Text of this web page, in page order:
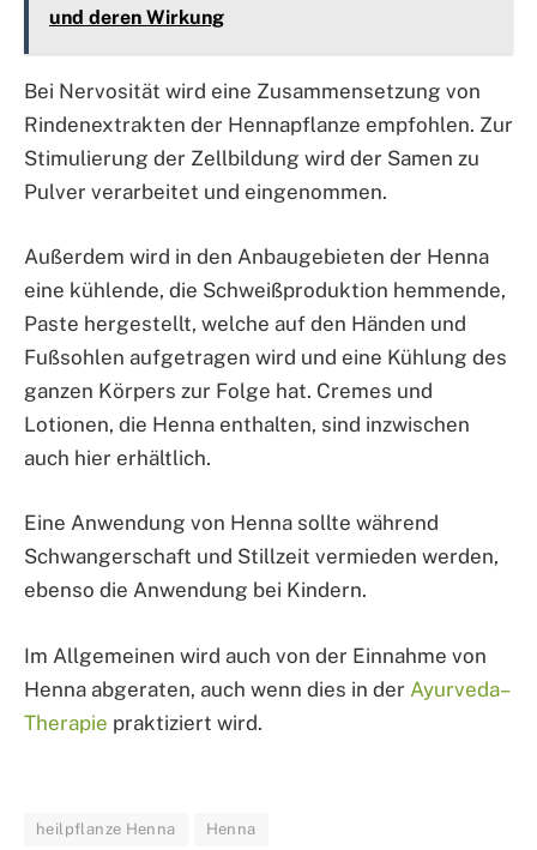
und deren Wirkung
Bei Nervosität wird eine Zusammensetzung von
Rindenextrakten der Hennapflanze empfohlen. Zur
Stimulierung der Zellbildung wird der Samen zu
Pulver verarbeitet und eingenommen.
Außerdem wird in den Anbaugebieten der Henna
eine kühlende, die Schweißproduktion hemmende,
Paste hergestellt, welche auf den Händen und
Fußsohlen aufgetragen wird und eine Kühlung des
ganzen Körpers zur Folge hat. Cremes und
Lotionen, die Henna enthalten, sind inzwischen
auch hier erhältlich.
Eine Anwendung von Henna sollte während
Schwangerschaft und Stillzeit vermieden werden,
ebenso die Anwendung bei Kindern.
Im Allgemeinen wird auch von der Einnahme von
Henna abgeraten, auch wenn dies in der Ayurveda–
Therapie praktiziert wird.
heilpflanze Henna Henna